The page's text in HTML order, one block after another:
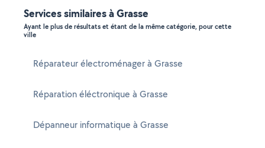
Services similaires à Grasse
Ayant le plus de résultats et étant de la même catégorie, pour cette
ville
Réparateur électroménager à Grasse
Réparation éléctronique à Grasse
Dépanneur informatique à Grasse